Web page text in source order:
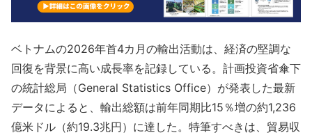
ベトナムの2026年首4カ月の輸出活動は、経済の堅調な
回復を背景に高い成長率を記録している。計画投資省傘下
の統計総局（General Statistics Office）が発表した最新
データによると、輸出総額は前年同期比15％増の約1,236
億米ドル（約19.3兆円）に達した。特筆すべきは、貿易収